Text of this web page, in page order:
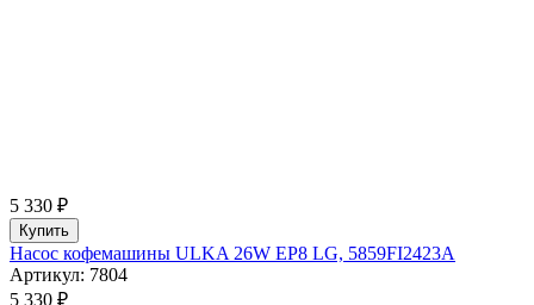
5 330 ₽
Купить
Насос кофемашины ULKA 26W EP8 LG, 5859FI2423A
Артикул: 7804
5 330 ₽